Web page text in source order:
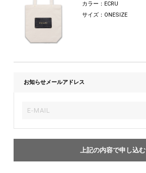
カラー：ECRU
サイズ：ONESIZE
お知らせメールアドレス
上記の内容で申し込む